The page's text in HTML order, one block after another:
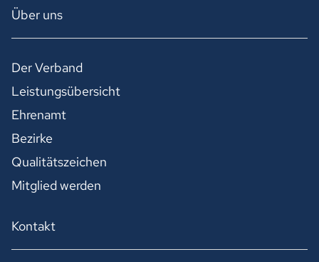
Über uns
Der Verband
Leistungsübersicht
Ehrenamt
Bezirke
Qualitätszeichen
Mitglied werden
Kontakt